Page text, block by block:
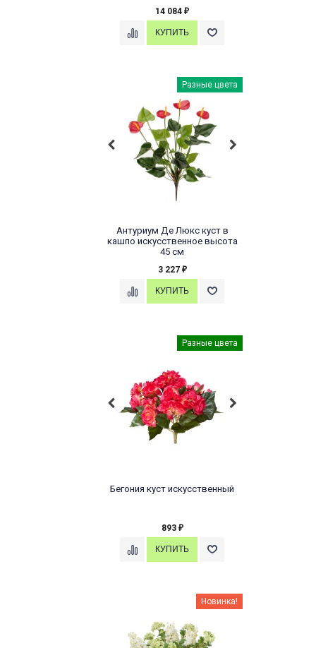
14 084 ₽
Разные цвета
Антуриум Де Люкс куст в
кашпо искусственное высота
45 см
3 227 ₽
Разные цвета
Бегония куст искусственный
893 ₽
Новинка!